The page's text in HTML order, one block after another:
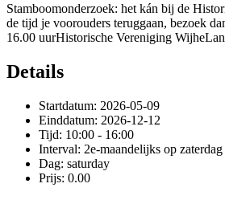
Stamboomonderzoek: het kán bij de
de tijd je voorouders teruggaan, bezoek
16.00 uurHistorische Vereniging
Details
Startdatum: 2026-05-09
Einddatum: 2026-12-12
Tijd: 10:00 - 16:00
Interval: 2e-maandelijks op zaterdag
Dag: saturday
Prijs: 0.00